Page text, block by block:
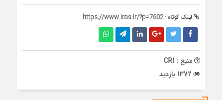
لینک کوتاه :https://www.iras.ir/?p=7602
منبع : CRI